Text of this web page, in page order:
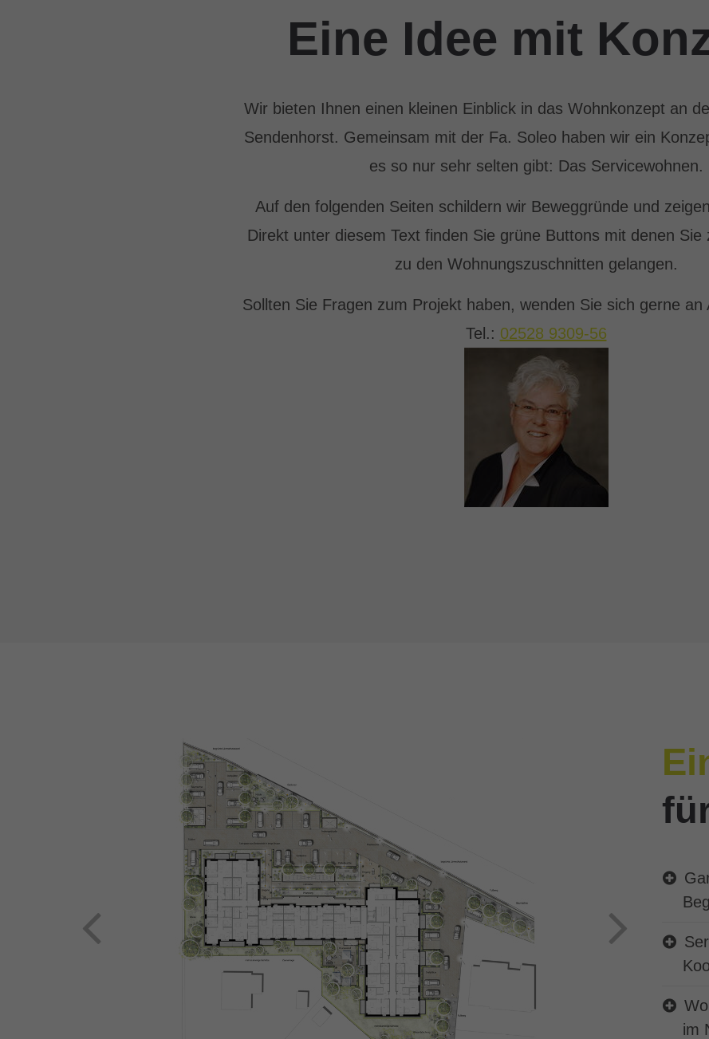
Eine Idee mit
Wir bieten Ihnen einen kleinen Einblick in das Wohnkonzept an
Sendenhorst. Gemeinsam mit der Fa. Soleo haben wir ein
es so nur sehr selten gibt: Das Servicewohnen.
Auf den folgenden Seiten schildern wir Beweggründe und
Direkt unter diesem Text finden Sie grüne Buttons mit denen Sie
zu den Wohnungszuschnitten gelangen.
Sollten Sie Fragen zum Projekt haben, wenden Sie sich gerne an
Tel.: 02528 9309-56
im